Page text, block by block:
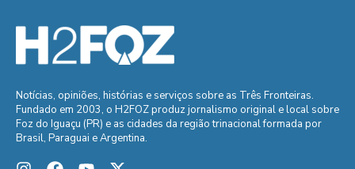
Notícias, opiniões, histórias e serviços sobre as Três Fronteiras.
Fundado em 2003, o H2FOZ produz jornalismo original e local sobre
Foz do Iguaçu (PR) e as cidades da região trinacional formada por
Brasil, Paraguai e Argentina.